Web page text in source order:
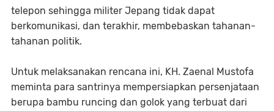
telepon sehingga militer Jepang tidak dapat
berkomunikasi, dan terakhir, membebaskan tahanan-
tahanan politik.
Untuk melaksanakan rencana ini, KH. Zaenal Mustofa
meminta para santrinya mempersiapkan persenjataan
berupa bambu runcing dan golok yang terbuat dari